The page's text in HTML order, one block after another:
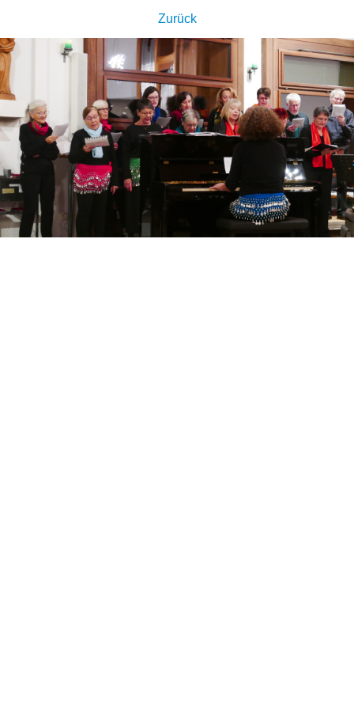
Zurück